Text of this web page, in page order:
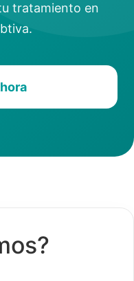
tratamiento en